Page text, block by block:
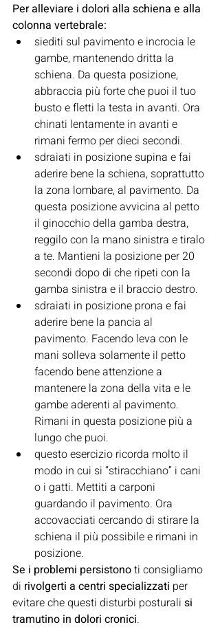
Per alleviare i dolori alla schiena e alla
colonna vertebrale:
siediti sul pavimento e incrocia le
gambe, mantenendo dritta la
schiena. Da questa posizione,
abbraccia più forte che puoi il tuo
busto e fletti la testa in avanti. Ora
chinati lentamente in avanti e
rimani fermo per dieci secondi.
sdraiati in posizione supina e fai
aderire bene la schiena, soprattutto
la zona lombare, al pavimento. Da
questa posizione avvicina al petto
il ginocchio della gamba destra,
reggilo con la mano sinistra e tiralo
a te. Mantieni la posizione per 20
secondi dopo di che ripeti con la
gamba sinistra e il braccio destro.
sdraiati in posizione prona e fai
aderire bene la pancia al
pavimento. Facendo leva con le
mani solleva solamente il petto
facendo bene attenzione a
mantenere la zona della vita e le
gambe aderenti al pavimento.
Rimani in questa posizione più a
lungo che puoi.
questo esercizio ricorda molto il
modo in cui si “stiracchiano” i cani
o i gatti. Mettiti a carponi
guardando il pavimento. Ora
accovacciati cercando di stirare la
schiena il più possibile e rimani in
posizione.
Se i problemi persistono ti consigliamo
di rivolgerti a centri specializzati per
evitare che questi disturbi posturali si
tramutino in dolori cronici.